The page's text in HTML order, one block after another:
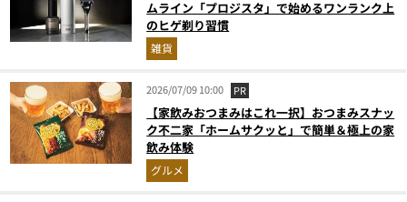
ムライン「プロジスタ」で始めるワンランク上
のヒゲ剃り習慣
雑貨
2026/07/09 10:00 PR
【家飲みおつまみはこれ一択】おつまみスナッ
ク不二家「ホームサクッと」で簡単＆極上の家
飲み体験
グルメ